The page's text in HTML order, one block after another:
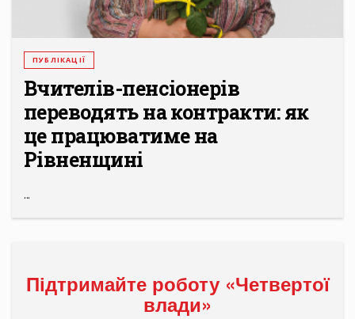
ПУБЛІКАЦІЇ
Вчителів-пенсіонерів
переводять на контракти: як
це працюватиме на
Рівненщині
...
Підтримайте роботу «Четвертої
влади»